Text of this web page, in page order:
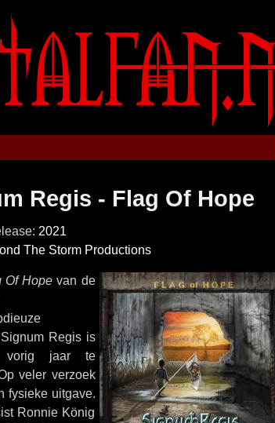
Regis - Flag Of Hope
2021
The Storm Productions
Of Hope van de
Regis is
jaar te
veler verzoek
fysieke uitgave.
Ronnie König